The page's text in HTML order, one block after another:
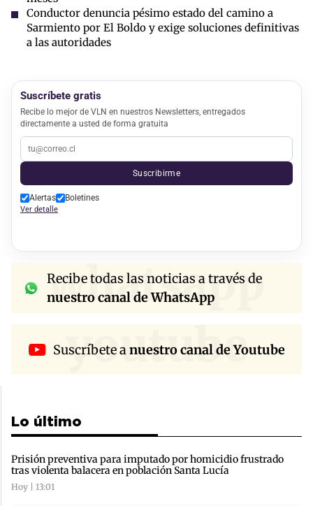
Conductor denuncia pésimo estado del camino a
Sarmiento por El Boldo y exige soluciones definitivas
a las autoridades
Suscríbete gratis
Recibe lo mejor de VLN en nuestros Newsletters, entregados
directamente a usted de forma gratuita
Suscribirme
Alertas Boletines
Ver detalle
whatsapp
Recibe todas las noticias a través de
nuestro canal de WhatsApp
youtube
Suscríbete anuestro canal de Youtube
Lo último
Prisión preventiva para imputado por homicidio frustrado
tras violenta balacera en población Santa Lucía
Hoy | 13:01